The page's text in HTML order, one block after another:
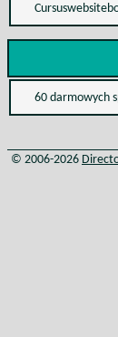
60 darmowych
© 2006-2026